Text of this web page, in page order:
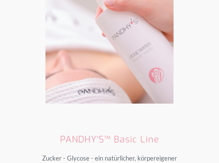
PANDHY'S™ Basic Line
Zucker - Glycose - ein natürlicher, körpereigener